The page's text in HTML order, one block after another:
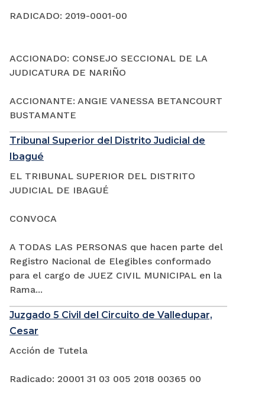
RADICADO: 2019-0001-00
ACCIONADO: CONSEJO SECCIONAL DE LA
JUDICATURA DE NARIÑO
ACCIONANTE: ANGIE VANESSA BETANCOURT
BUSTAMANTE
Tribunal Superior del Distrito Judicial de
Ibagué
EL TRIBUNAL SUPERIOR DEL DISTRITO
JUDICIAL DE IBAGUÉ
CONVOCA
A TODAS LAS PERSONAS que hacen parte del
Registro Nacional de Elegibles conformado
para el cargo de JUEZ CIVIL MUNICIPAL en la
Rama...
Juzgado 5 Civil del Circuito de Valledupar,
Cesar
Acción de Tutela
Radicado: 20001 31 03 005 2018 00365 00